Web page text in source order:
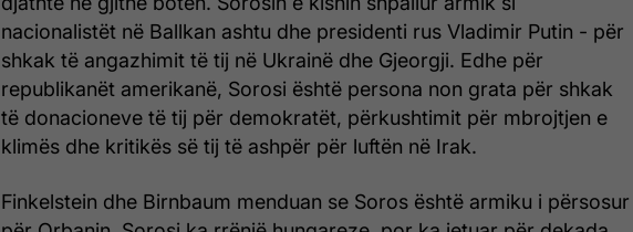
nacionalistët në Ballkan ashtu dhe presidenti rus Vladimir Putin - për
shkak të angazhimit të tij në Ukrainë dhe Gjeorgji. Edhe për
republikanët amerikanë, Sorosi është persona non grata për shkak
të donacioneve të tij për demokratët, përkushtimit për mbrojtjen e
klimës dhe kritikës së tij të ashpër për luftën në Irak.
Finkelstein dhe Birnbaum menduan se Soros është armiku i përsosur